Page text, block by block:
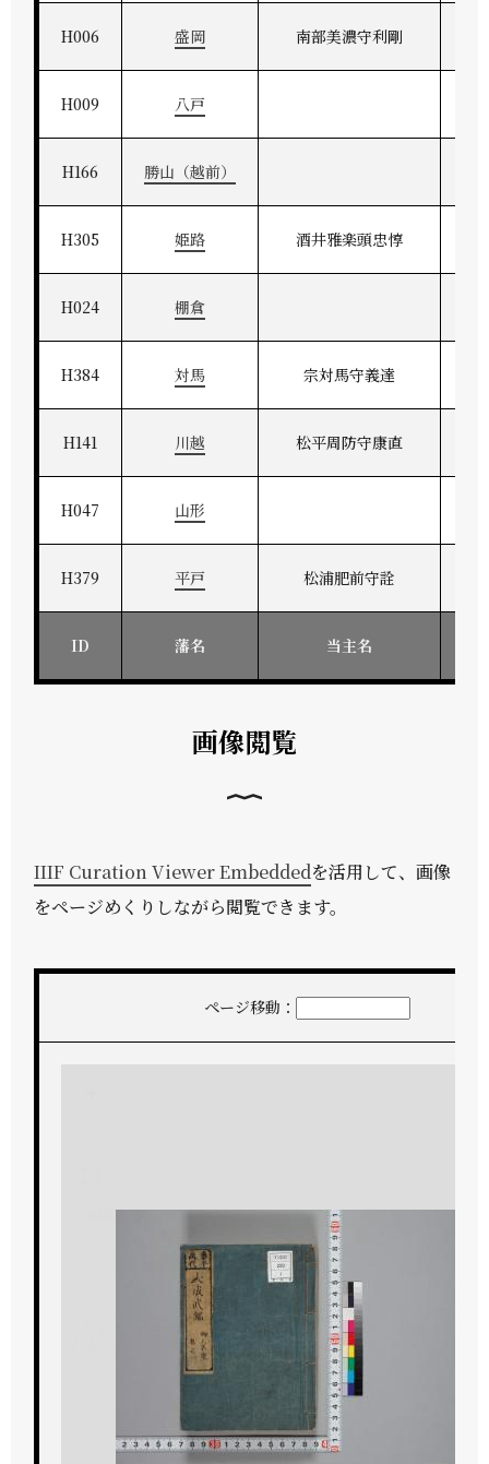
H006 盛岡 南部美濃守利剛
H009 八戸
H166 勝山（越前）
H305 姫路 酒井雅楽頭忠惇
H024 棚倉
H384 対馬 宗対馬守義達
H141 川越 松平周防守康直
H047 山形
H379 平戸 松浦肥前守詮
ID 藩名 当主名
画像閲覧
IIIF Curation Viewer Embeddedを活用して、画像
をページめくりしながら閲覧できます。
ページ移動：